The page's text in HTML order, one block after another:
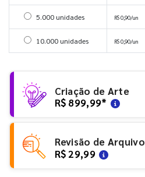
Selecionar 5000 unidades
5.000 unidades R$ 0,90/un
Selecionar 10000 unidades
10.000 unidades R$ 0,90/un
Criação de Arte
R$ 899,99*
Revisão de Arquivo
R$ 29,99